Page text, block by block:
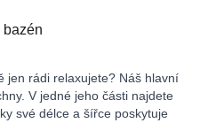
jen rádi relaxujete? Náš hlavní
V jedné jeho části najdete
své délce a šířce poskytuje